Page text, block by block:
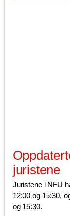
juristene
Juristene i NFU
12:00 og 15:30,
og 15:30.